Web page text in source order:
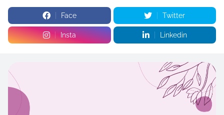
Face Twitter
Insta Linkedin